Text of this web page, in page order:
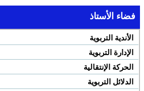
فضاء الأستاذ
الأندية التربوية
الإدارة التربوية
الحركة الإنتقالية
الدلائل التربوية